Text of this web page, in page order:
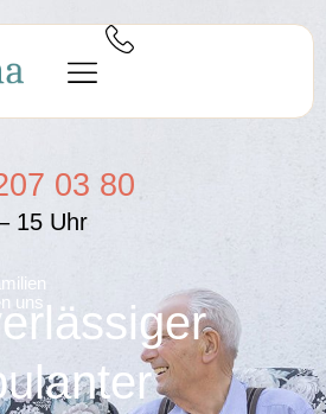
03 80
15 Uhr
uns